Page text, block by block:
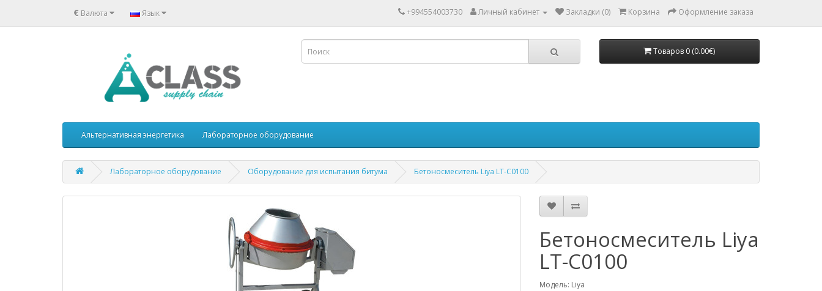
€ Валюта Язык +994554003730 Личный кабинет Закладки (0) Корзина Оформление заказа
Товаров 0 (0.00€)
Альтернативная энергетика Лабораторное оборудование
Лабораторное оборудование Оборудование для испытания битума Бетоносмеситель Liya LT-C0100
Бетоносмеситель Liya
LT-C0100
Модель: Liya